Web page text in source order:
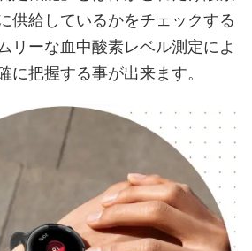
供給しているかをチェックする
リーな血中酸素レベル測定によ
に把握する事が出来ます。